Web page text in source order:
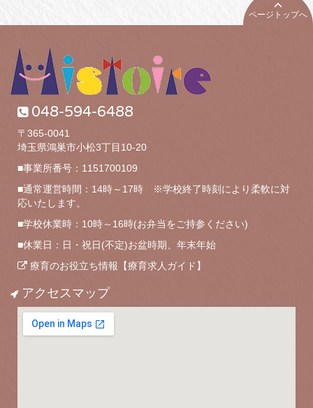
ページトップへ
048-594-6488
〒365-0041
埼玉県鴻巣市小松3丁目10-20
■事業所番号：1151700109
■通常運営時間：14時～17時 ※学校終了時刻により柔軟に対
応いたします。
■学校休業時：10時～16時(お弁当をご持参ください)
■休業日：日・祝日(不定)お盆時期、年末年始
療育のお役立ち情報【療育求人ガイド】
アクセスマップ